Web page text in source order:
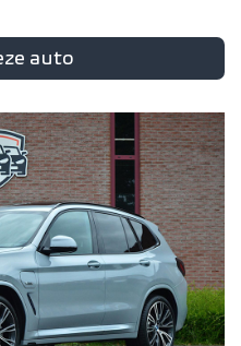
auto